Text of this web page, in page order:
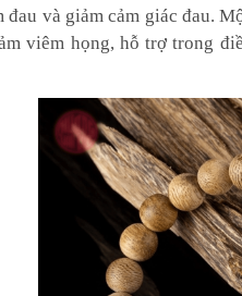
và giảm cảm giác đau.
viêm họng, hỗ trợ trong